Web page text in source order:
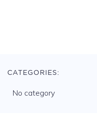
CATEGORIES:
No category